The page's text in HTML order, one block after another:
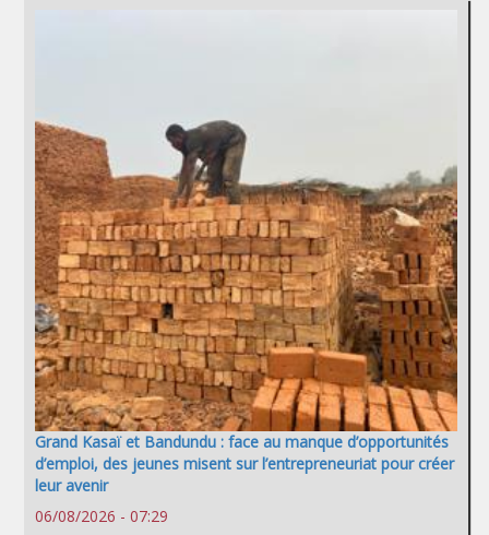
Grand Kasaï et Bandundu : face au manque d’opportunités
d’emploi, des jeunes misent sur l’entrepreneuriat pour créer
leur avenir
06/08/2026 - 07:29